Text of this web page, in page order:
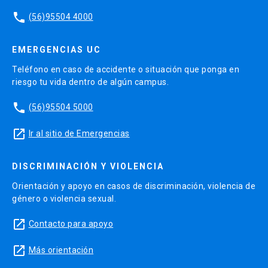
phone (56)95504 4000
EMERGENCIAS UC
Teléfono en caso de accidente o situación que ponga en
riesgo tu vida dentro de algún campus.
phone (56)95504 5000
launch Ir al sitio de Emergencias
DISCRIMINACIÓN Y VIOLENCIA
Orientación y apoyo en casos de discriminación, violencia de
género o violencia sexual.
launch Contacto para apoyo
launch Más orientación